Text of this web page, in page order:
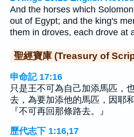
And the horses which
out of Egypt; and the king's
them in droves, each drove at
聖經寶庫 (Treasury of
申命記 17:16
只是王不可為自己加添馬匹，
去，為要加添他的馬匹，因耶
『不可再回那條路去。』
歷代志下 1:16,17